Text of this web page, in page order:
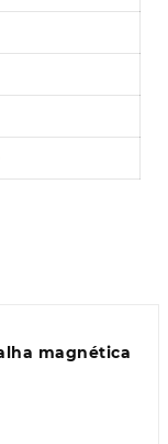
magnética